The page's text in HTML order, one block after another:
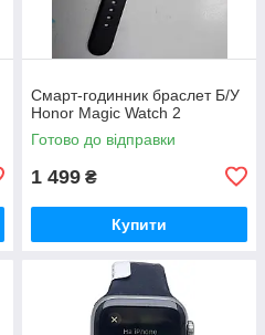
Смарт-годинник браслет Б/У
Honor Magic Watch 2
Готово до відправки
1 499 ₴
Купити